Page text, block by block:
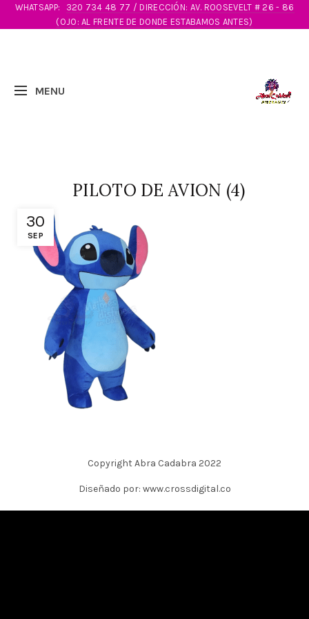
WHATSAPP:
320 734 48 77 / DIRECCIÓN: AV. ROOSEVELT # 26 - 86
(OJO: AL FRENTE DE DONDE ESTABAMOS ANTES)
30
SEP
PILOTO DE AVION (4)
Copyright Abra Cadabra 2022
Diseñado por: www.crossdigital.co